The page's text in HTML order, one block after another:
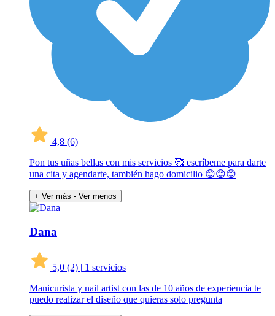
4,8 (6)
Pon tus uñas bellas con mis servicios 🥰 escríbeme para darte
una cita y agendarte, también hago domicilio 😊😊😊
+ Ver más - Ver menos
Dana
5,0 (2) | 1 servicios
Manicurista y nail artist con las de 10 años de experiencia te
puedo realizar el diseño que quieras solo pregunta